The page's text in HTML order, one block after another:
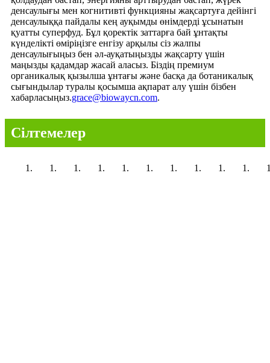
денсаулығы мен когнитивті функцияны жақсартуға дейінгі
денсаулыққа пайдалы кең ауқымды өнімдерді ұсынатын
қуатты суперфуд. Бұл қоректік заттарға бай ұнтақты
күнделікті өміріңізге енгізу арқылы сіз жалпы
денсаулығыңыз бен әл-ауқатыңызды жақсарту үшін
маңызды қадамдар жасай аласыз. Біздің премиум
органикалық қызылша ұнтағы және басқа да ботаникалық
сығындылар туралы қосымша ақпарат алу үшін бізбен
хабарласыңыз.grace@biowaycn.com.
Сілтемелер